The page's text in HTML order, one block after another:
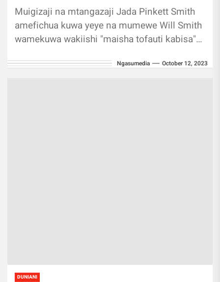
Muigizaji na mtangazaji Jada Pinkett Smith
amefichua kuwa yeye na mumewe Will Smith
wamekuwa wakiishi "maisha tofauti kabisa"
ingawa...
Ngasumedia October 12, 2023
DUNIANI